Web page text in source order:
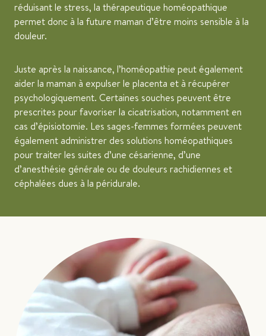
réduisant le stress, la thérapeutique homéopathique
permet donc à la future maman d’être moins sensible à la
douleur.
Juste après la naissance, l’homéopathie peut également
aider la maman à expulser le placenta et à récupérer
psychologiquement. Certaines souches peuvent être
prescrites pour favoriser la cicatrisation, notamment en
cas d’épisiotomie. Les sages-femmes formées peuvent
également administrer des solutions homéopathiques
pour traiter les suites d’une césarienne, d’une
d’anesthésie générale ou de douleurs rachidiennes et
céphalées dues à la péridurale.